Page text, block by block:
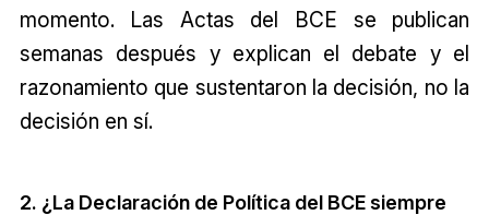
momento. Las Actas del BCE se publican
semanas después y explican el debate y el
razonamiento que sustentaron la decisión, no la
decisión en sí.
2. ¿La Declaración de Política del BCE siempre